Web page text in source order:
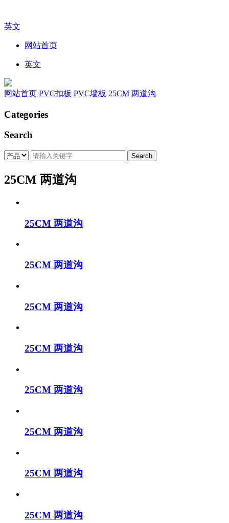
英文
网站首页
英文
网站首页 PVC扣板 PVC墙板 25CM 两道沟
Categories
Search
25CM 两道沟
25CM 两道沟
25CM 两道沟
25CM 两道沟
25CM 两道沟
25CM 两道沟
25CM 两道沟
25CM 两道沟
25CM 两道沟